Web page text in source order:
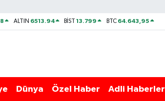
ALTIN 6513.94 BİST13.799 BTC 64.643,95
Dünya Özel Haber Adli Haberler